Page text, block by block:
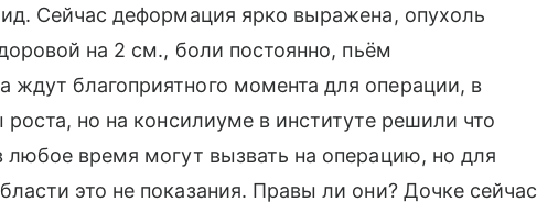
Сейчас деформация ярко выражена, опухоль
на 2 см., боли постоянно, пьём
благоприятного момента для операции, в
но на консилиуме в институте решили что
любое время могут вызвать на операцию, но для
это не показания. Правы ли они? Дочке сейчас